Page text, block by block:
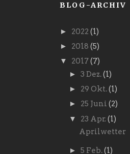
BLOG-ARCHIV
► 2022 (1)
► 2018 (5)
▼ 2017(7)
► 3 Dez.(1)
► 29 Okt.(1)
► 25 Juni (2)
▼ 23 Apr.(1)
Aprilwetter
► 5 Feb.(1)